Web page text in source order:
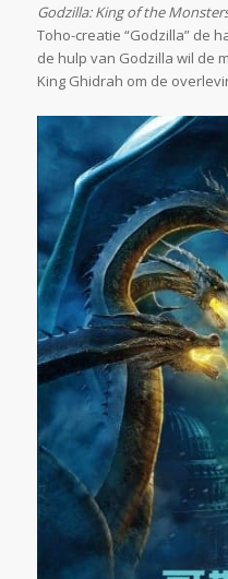
Godzilla: King of the
Toho-creatie “Godzilla” de
de hulp van Godzilla wil de
King Ghidrah om de